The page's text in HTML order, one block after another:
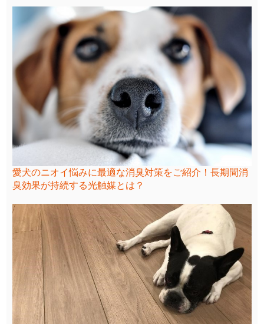
愛犬のニオイ悩みに最適な消臭対策をご紹介！長期間消
臭効果が持続する光触媒とは？